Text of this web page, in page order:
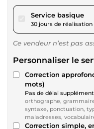
Service basique
30 jours de réalisation
Ce vendeur n’est pas
Personnaliser le
Correction
mots)
Pas de délai
orthographe,
syntaxe, ponctuation,
maladresses,
Correction simple,